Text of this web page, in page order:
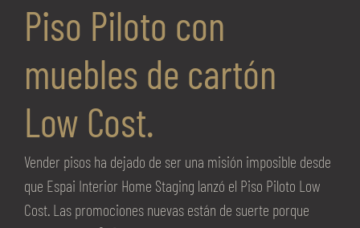
Piso Piloto con
muebles de cartón
Low Cost.
Vender pisos ha dejado de ser una misión imposible desde
que Espai Interior Home Staging lanzó el Piso Piloto Low
Cost. Las promociones nuevas están de suerte porque